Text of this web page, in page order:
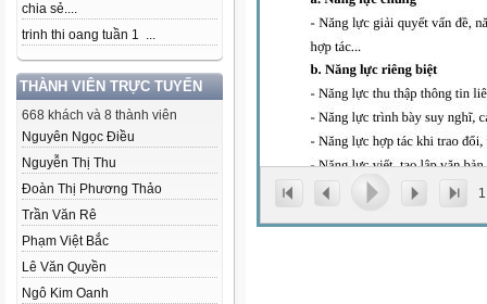
chia sẻ....
trinh thi oang tuần 1 ...
THÀNH VIÊN TRỰC TUYẾN
668 khách và 8 thành viên
Nguyên Ngọc Điều
Nguyễn Thị Thu
Đoàn Thị Phương Thảo
Trần Văn Rê
Phạm Việt Bắc
Lê Văn Quyền
Ngô Kim Oanh
1